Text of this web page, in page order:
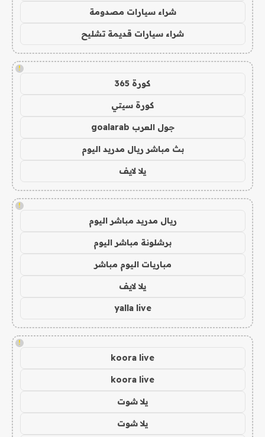
شراء سيارات مصدومة
شراء سيارات قديمة تشليح
!
كورة 365
كورة سيتي
جول العرب goalarab
بث مباشر ريال مدريد اليوم
يلا لايف
!
ريال مدريد مباشر اليوم
برشلونة مباشر اليوم
مباريات اليوم مباشر
يلا لايف
yalla live
!
koora live
koora live
يلا شوت
يلا شوت